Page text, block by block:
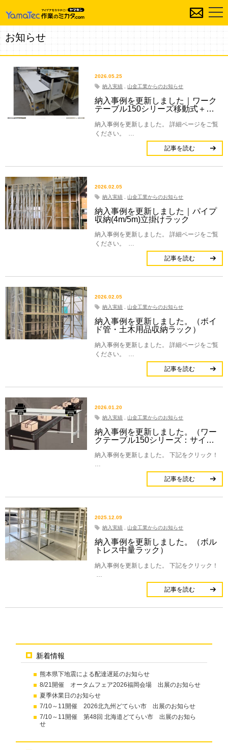
お知らせ
新着情報
熊本県下地震による配達遅延のお知らせ
8/21開催 オータムフェア2026福岡会場 出展のお知らせ
夏季休業日のお知らせ
7/10～11開催 2026北九州どてらい市 出展のお知らせ
7/10～11開催 第48回 北海道どてらい市 出展のお知ら
せ
2026.05.25
納入実績 ,山金工業からのお知らせ
納入事例を更新しました｜ワーク
テーブル150シリーズ移動式＋…
納入事例を更新しました。 詳細ページをご覧
ください。 …
記事を読む
2026.02.05
納入実績 ,山金工業からのお知らせ
納入事例を更新しました｜パイプ
収納(4m/5m)立掛けラック
納入事例を更新しました。 詳細ページをご覧
ください。 …
記事を読む
2026.02.05
納入実績 ,山金工業からのお知らせ
納入事例を更新しました。（ボイ
ド管・土木用品収納ラック）
納入事例を更新しました。 詳細ページをご覧
ください。 …
記事を読む
2026.01.20
納入実績 ,山金工業からのお知らせ
納入事例を更新しました。（ワー
クテーブル150シリーズ：サイ…
納入事例を更新しました。 下記をクリック！
…
記事を読む
2025.12.09
納入実績 ,山金工業からのお知らせ
納入事例を更新しました。（ボル
トレス中量ラック）
納入事例を更新しました。 下記をクリック！
…
記事を読む